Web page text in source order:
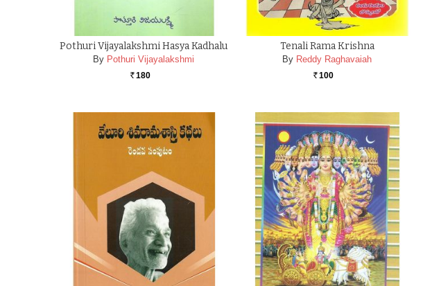
Pothuri Vijayalakshmi Hasya Kadhalu
By Pothuri Vijayalakshmi
Rs. 180
Tenali Rama Krishna
By Reddy Raghavaiah
Rs. 100